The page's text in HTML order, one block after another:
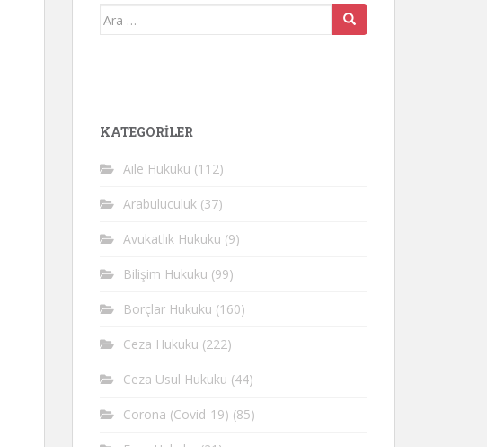
Arama
KATEGORİLER
Aile Hukuku (112)
Arabuluculuk (37)
Avukatlık Hukuku (9)
Bilişim Hukuku (99)
Borçlar Hukuku (160)
Ceza Hukuku (222)
Ceza Usul Hukuku (44)
Corona (Covid-19) (85)